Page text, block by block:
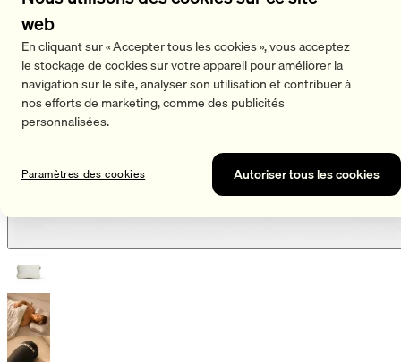
web
En cliquant sur « Accepter tous les cookies », vous acceptez
le stockage de cookies sur votre appareil pour améliorer la
navigation sur le site, analyser son utilisation et contribuer à
nos efforts de marketing, comme des publicités
personnalisées.
Autoriser tous les cookies
Paramètres des cookies